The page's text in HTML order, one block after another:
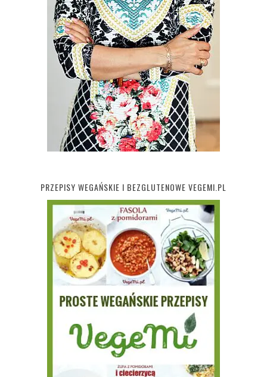
PRZEPISY WEGAŃSKIE I BEZGLUTENOWE VEGEMI.PL